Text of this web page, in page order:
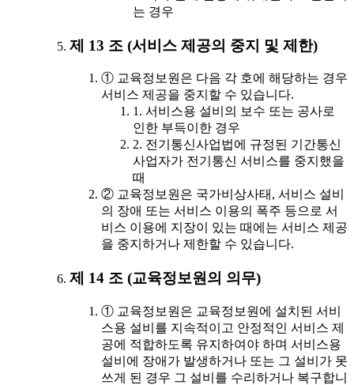
는 경우
제 13 조 (서비스 제공의 중지 및 제한)
① 교육정보원은 다음 각 호에 해당하는 경우
서비스 제공을 중지할 수 있습니다.
1. 서비스용 설비의 보수 또는 공사로
인한 부득이한 경우
2. 전기통신사업법에 규정된 기간통신
사업자가 전기통신 서비스를 중지했을
때
② 교육정보원은 국가비상사태, 서비스 설비
의 장애 또는 서비스 이용의 폭주 등으로 서
비스 이용에 지장이 있는 때에는 서비스 제공
을 중지하거나 제한할 수 있습니다.
제 14 조 (교육정보원의 의무)
① 교육정보원은 교육정보원에 설치된 서비
스용 설비를 지속적이고 안정적인 서비스 제
공에 적합하도록 유지하여야 하며 서비스용
설비에 장애가 발생하거나 또는 그 설비가 못
쓰게 된 경우 그 설비를 수리하거나 복구합니